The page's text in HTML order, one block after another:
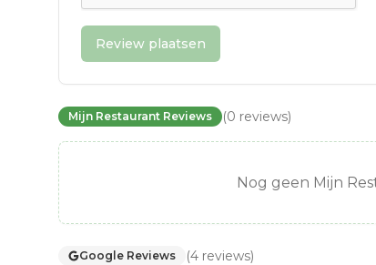
Review plaatsen
Mijn Restaurant Reviews (0 reviews)
Nog geen Mijn
Google Reviews (4 reviews)